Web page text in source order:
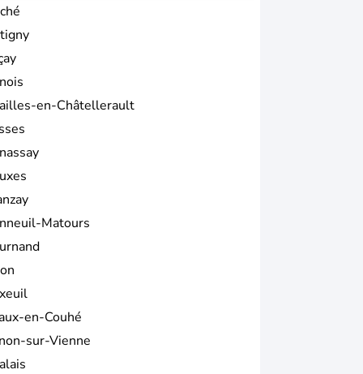
en-Châtellerault
Matours
en-Couhé
sur-Vienne